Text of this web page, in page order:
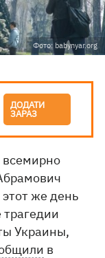
Фото: babynyar.org
ДОДАТИ
ЗАРАЗ
всемирно
же день
Украины,
в